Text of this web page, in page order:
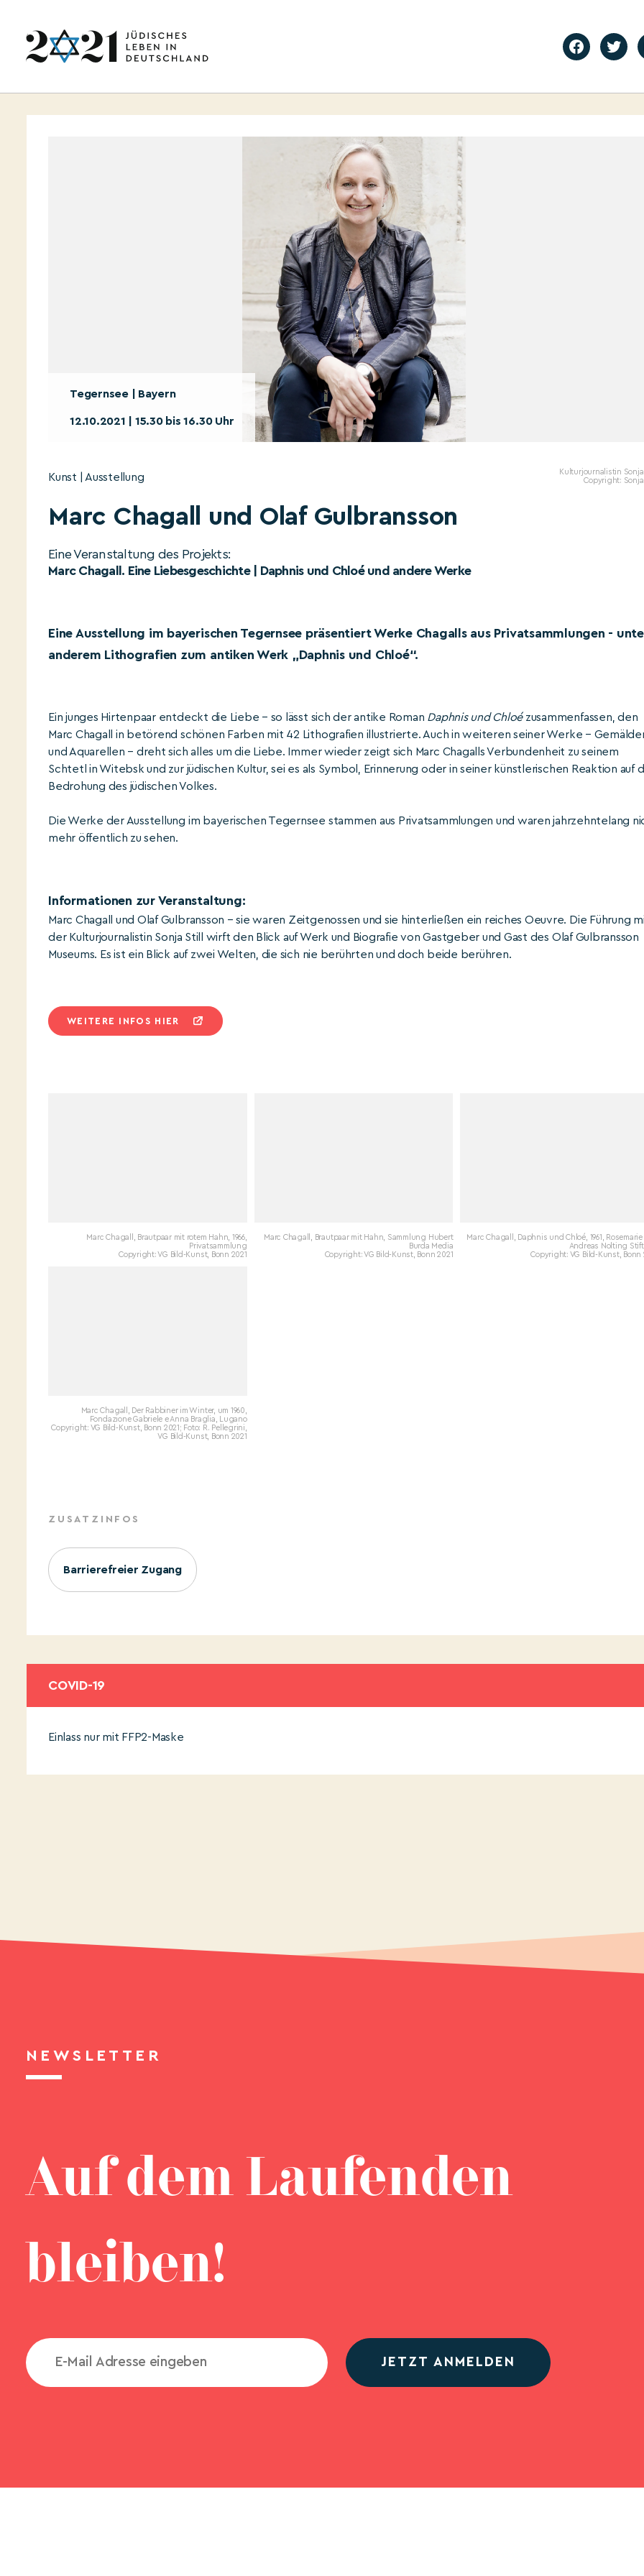
Tegernsee | Bayern
12.10.2021 | 15.30 bis 16.30 Uhr
Kulturjournalistin Sonja
Copyright: Sonja
Kunst | Ausstellung
Marc Chagall und Olaf Gulbransson
Eine Veranstaltung des Projekts:
Marc Chagall. Eine Liebesgeschichte | Daphnis und Chloé und andere Werke
Eine Ausstellung im bayerischen Tegernsee präsentiert Werke Chagalls aus Privatsammlungen -
anderem Lithografien zum antiken Werk „Daphnis und Chloé“.
Ein junges Hirtenpaar entdeckt die Liebe – so lässt sich der antike Roman Daphnis und Chloézusammenfassen, den
Marc Chagall in betörend schönen Farben mit 42 Lithografien illustrierte. Auch in weiteren seiner Werke –
und Aquarellen – dreht sich alles um die Liebe. Immer wieder zeigt sich Marc Chagalls Verbundenheit zu seinem
Schtetl in Witebsk und zur jüdischen Kultur, sei es als Symbol, Erinnerung oder in seiner künstlerischen Reaktion auf
Bedrohung des jüdischen Volkes.
Die Werke der Ausstellung im bayerischen Tegernsee stammen aus Privatsammlungen und waren jahrzehntelang
mehr öffentlich zu sehen.
Informationen zur Veranstaltung:
Marc Chagall und Olaf Gulbransson – sie waren Zeitgenossen und sie hinterließen ein reiches Oeuvre. Die Führung
der Kulturjournalistin Sonja Still wirft den Blick auf Werk und Biografie von Gastgeber und Gast des Olaf Gulbransson
Museums. Es ist ein Blick auf zwei Welten, die sich nie berührten und doch beide berühren.
WEITERE INFOS HIER
Marc Chagall, Brautpaar mit rotem Hahn, 1966,
Privatsammlung
Copyright: VG Bild-Kunst, Bonn 2021
Marc Chagall, Brautpaar mit Hahn, Sammlung Hubert
Burda Media
Copyright: VG Bild-Kunst, Bonn 2021
Marc Chagall, Daphnis und Chloé, 1961,
Andreas Nolting
Copyright: VG Bild-Kunst, Bonn
Marc Chagall, Der Rabbiner im Winter, um 1960,
Fondazione Gabriele e Anna Braglia, Lugano
Copyright: VG Bild-Kunst, Bonn 2021; Foto: R. Pellegrini,
VG Bild-Kunst, Bonn 2021
ZUSATZINFOS
Barrierefreier Zugang
COVID-19
Einlass nur mit FFP2-Maske
NEWSLETTER
Auf dem Laufenden
bleiben!
JETZT ANMELDEN